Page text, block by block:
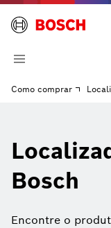
Como comprar
Bosch
Encontre o